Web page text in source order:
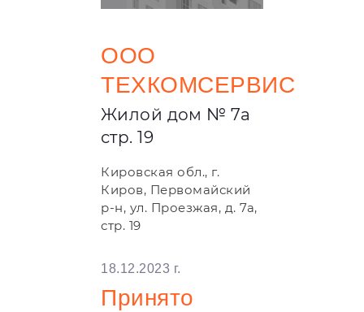
ООО
ТЕХКОМСЕРВИС
Жилой дом № 7a
стр. 19
Кировская обл., г.
Киров, Первомайский
р-н, ул. Проезжая, д. 7а,
стр. 19
18.12.2023 г.
Принято